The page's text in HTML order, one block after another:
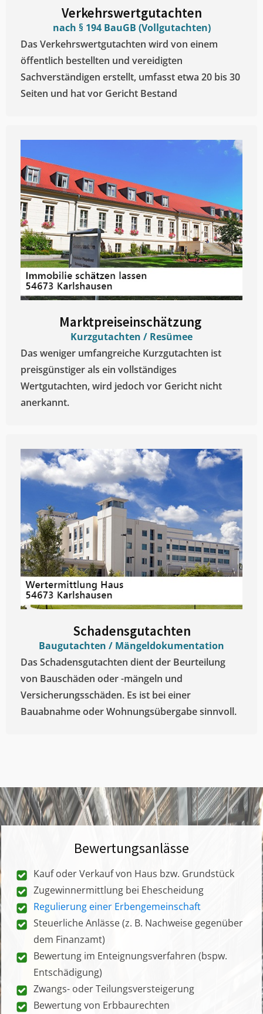
Verkehrswertgutachten
nach § 194 BauGB (Vollgutachten)
Das Verkehrswertgutachten wird von einem
öffentlich bestellten und vereidigten
Sachverständigen erstellt, umfasst etwa 20 bis 30
Seiten und hat vor Gericht Bestand
Marktpreiseinschätzung ​
Kurzgutachten / Resümee
Das weniger umfangreiche Kurzgutachten ist
preisgünstiger als ein vollständiges
Wertgutachten, wird jedoch vor Gericht nicht
anerkannt.
Schadensgutachten
Baugutachten / Mängeldokumentation
Das Schadensgutachten dient der Beurteilung
von Bauschäden oder -mängeln und
Versicherungsschäden. Es ist bei einer
Bauabnahme oder Wohnungsübergabe sinnvoll.
Bewertungsanlässe
Kauf oder Verkauf von Haus bzw. Grundstück
Zugewinnermittlung bei Ehescheidung
Regulierung einer Erbengemeinschaft
Steuerliche Anlässe (z. B. Nachweise gegenüber
dem Finanzamt)
Bewertung im Enteignungsverfahren (bspw.
Entschädigung)
Zwangs- oder Teilungsversteigerung
Bewertung von Erbbaurechten